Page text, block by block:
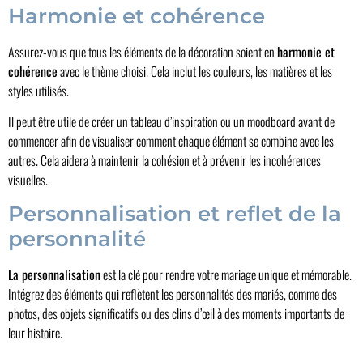
Harmonie et cohérence
Assurez-vous que tous les éléments de la décoration soient enharmonie et
cohérenceavec le thème choisi. Cela inclut les couleurs, les matières et les
styles utilisés.
Il peut être utile de créer un tableau d’inspiration ou un moodboard avant de
commencer afin de visualiser comment chaque élément se combine avec les
autres. Cela aidera à maintenir la cohésion et à prévenir les incohérences
visuelles.
Personnalisation et reflet de la
personnalité
La personnalisationest la clé pour rendre votre mariage unique et mémorable.
Intégrez des éléments qui reflètent les personnalités des mariés, comme des
photos, des objets significatifs ou des clins d’œil à des moments importants de
leur histoire.